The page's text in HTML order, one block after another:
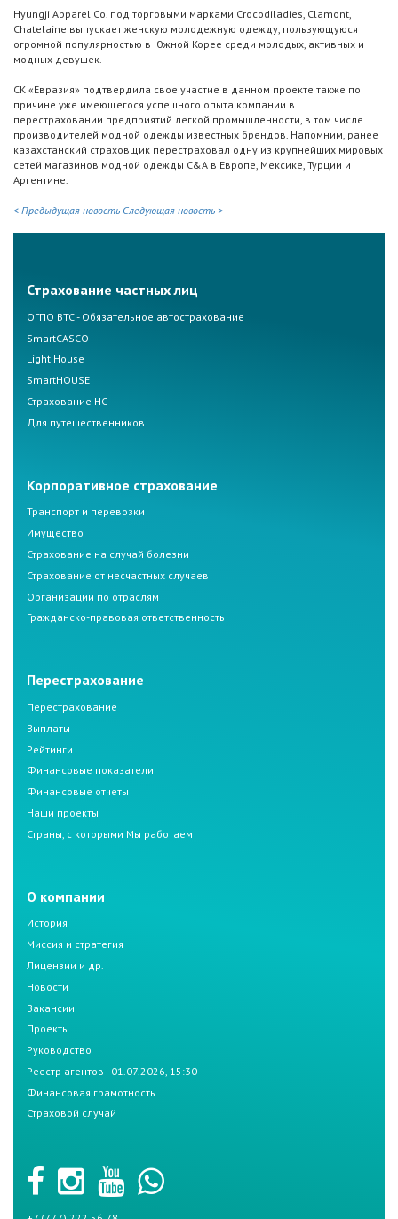
Hyungji Apparel Co. под торговыми марками Crocodiladies, Clamont,
Chatelaine выпускает женскую молодежную одежду, пользующуюся
огромной популярностью в Южной Корее среди молодых, активных и
модных девушек.
СК «Евразия» подтвердила свое участие в данном проекте также по
причине уже имеющегося успешного опыта компании в
перестраховании предприятий легкой промышленности, в том числе
производителей модной одежды известных брендов. Напомним, ранее
казахстанский страховщик перестраховал одну из крупнейших мировых
сетей магазинов модной одежды C&A в Европе, Мексике, Турции и
Аргентине.
< Предыдущая новость Следующая новость >
Страхование частных лиц
ОГПО ВТС - Обязательное автострахование
SmartCASCO
Light House
SmartHOUSE
Страхование НС
Для путешественников
Корпоративное страхование
Транспорт и перевозки
Имущество
Страхование на случай болезни
Страхование от несчастных случаев
Организации по отраслям
Гражданско-правовая ответственность
Перестрахование
Перестрахование
Выплаты
Рейтинги
Финансовые показатели
Финансовые отчеты
Наши проекты
Страны, с которыми Мы работаем
О компании
История
Миссия и стратегия
Лицензии и др.
Новости
Вакансии
Проекты
Руководство
Реестр агентов - 01.07.2026, 15:30
Финансовая грамотность
Страховой случай